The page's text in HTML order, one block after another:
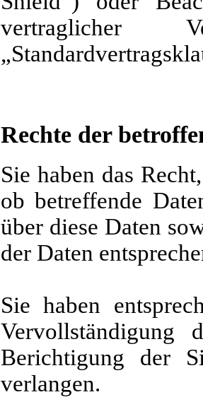
vertraglicher
Rechte der
Sie haben das
ob betreffende
über diese Daten
der Daten
Sie haben
Vervollständigung
Berichtigung der
verlangen.